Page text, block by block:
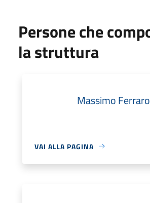
Persone che
la struttura
Massimo Ferraro
VAI ALLA PAGINA